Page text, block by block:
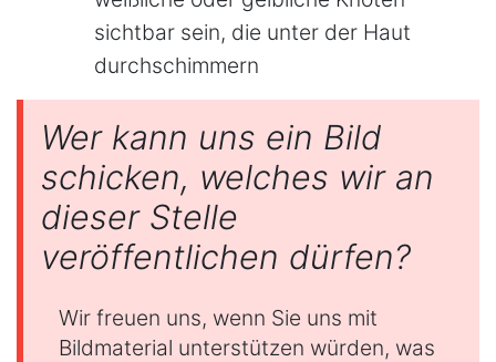
sichtbar sein, die unter der Haut
durchschimmern
Wer kann uns ein Bild
schicken, welches wir an
dieser Stelle
veröffentlichen dürfen?
Wir freuen uns, wenn Sie uns mit
Bildmaterial unterstützen würden, was